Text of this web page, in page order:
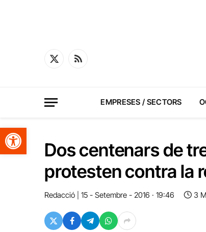
Obre la barra d'eines
X
RSS
EMPRESES / SECTORS
Dos centenars de
protesten contra la
Redacció 15 - Setembre - 2016 · 19:46 3